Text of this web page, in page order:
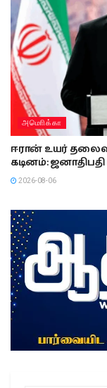
அமொிக்கா
ஈரான் உயர்
கடினம்:
2026-08-06